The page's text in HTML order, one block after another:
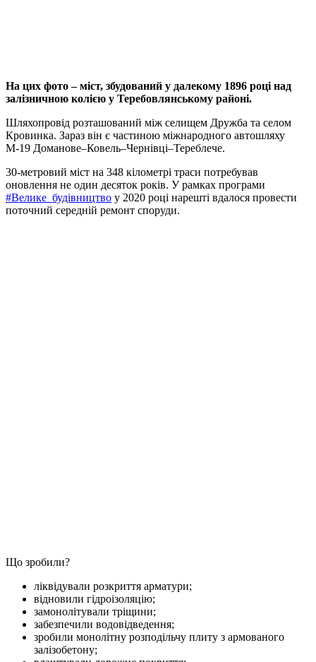
На цих фото – міст, збудований у далекому 1896 році над
залізничною колією у Теребовлянському районі.
Шляхопровід розташований між селищем Дружба та селом
Кровинка. Зараз він є частиною міжнародного автошляху
М-19 Доманове–Ковель–Чернівці–Тереблече.
30-метровий міст на 348 кілометрі траси потребував
оновлення не один десяток років. У рамках програми
#Велике_будівництво у 2020 році нарешті вдалося провести
поточний середній ремонт споруди.
Що зробили?
ліквідували розкриття арматури;
відновили гідроізоляцію;
замонолітували тріщини;
забезпечили водовідведення;
зробили монолітну розподільчу плиту з армованого
залізобетону;